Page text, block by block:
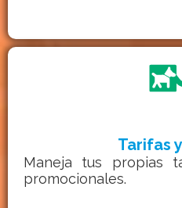
Tarifas
Maneja tus propias
promocionales.